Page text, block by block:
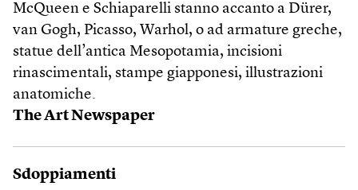
McQueen e Schiaparelli stanno accanto a Dürer,
van Gogh, Picasso, Warhol, o ad armature greche,
statue dell’antica Mesopotamia, incisioni
rinascimentali, stampe giapponesi, illustrazioni
anatomiche.
The Art Newspaper
Sdoppiamenti